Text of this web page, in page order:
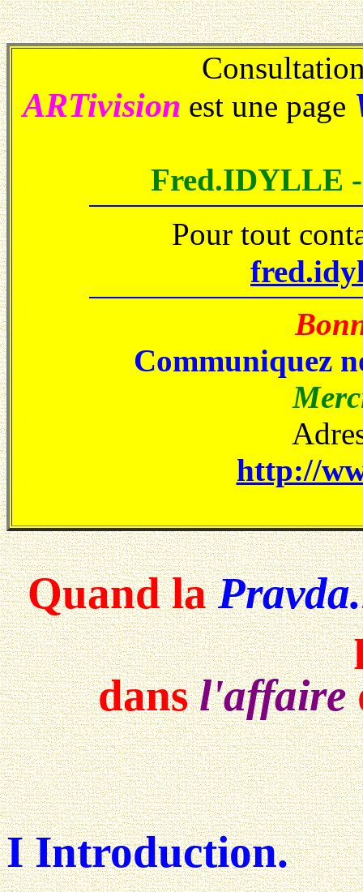
ARTivision est une page
Fred.IDYLLE
Pour tout
Communiquez
http://
Quand la
dansl'affaire
I Introduction.